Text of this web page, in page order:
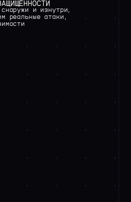
снаружи и
изнутри,
реальные
атаки,